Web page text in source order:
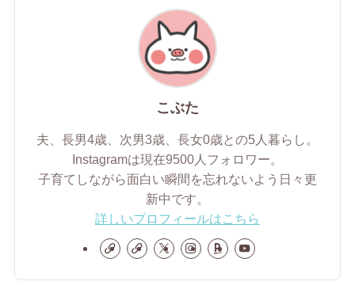
こぶた
夫、長男4歳、次男3歳、長女0歳との5人暮らし。
Instagramは現在9500人フォロワー。
子育てしながら面白い瞬間を忘れないよう日々更
新中です。
詳しいプロフィールはこちら